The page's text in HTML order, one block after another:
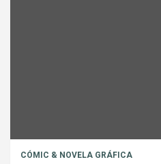
CÓMIC & NOVELA GRÁFICA